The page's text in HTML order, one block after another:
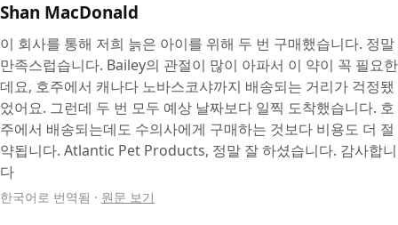
Shan MacDonald
이 회사를 통해 저희 늙은 아이를 위해 두 번 구매했습니다. 정말
만족스럽습니다. Bailey의 관절이 많이 아파서 이 약이 꼭 필요한
데요, 호주에서 캐나다 노바스코샤까지 배송되는 거리가 걱정됐
었어요. 그런데 두 번 모두 예상 날짜보다 일찍 도착했습니다. 호
주에서 배송되는데도 수의사에게 구매하는 것보다 비용도 더 절
약됩니다. Atlantic Pet Products, 정말 잘 하셨습니다. 감사합니
다
한국어로 번역됨 · 원문 보기